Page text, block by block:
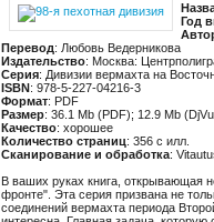
Год
Перевод: Любовь Ведерникова
Издательство: Москва:
Серия: Дивизии вермахта на
ISBN: 978-5-227-04216-3
Формат: PDF
Размер: 36.1 Mb (PDF); 12.9 Mb
Качество: хорошее
Количество страниц: 356 с илл.
Сканирование и обработка:
В ваших руках книга, открывающая
фронте". Эта серия призвана не
соединений вермахта периода